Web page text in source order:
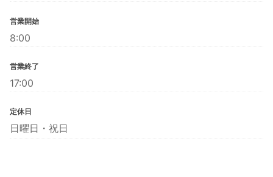
営業開始
8:00
営業終了
17:00
定休日
日曜日・祝日